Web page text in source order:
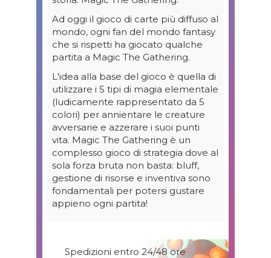
Spedizioni entro 24/48 ore
Ad oggi il gioco di carte più diffuso al
mondo, ogni fan del mondo fantasy
che si rispetti ha giocato qualche
partita a Magic The Gathering.
L'idea alla base del gioco è quella di
utilizzare i 5 tipi di magia elementale
(ludicamente rappresentato da 5
colori) per annientare le creature
avversarie e azzerare i suoi punti
vita. Magic The Gathering è un
complesso gioco di strategia dove al
sola forza bruta non basta: bluff,
gestione di risorse e inventiva sono
fondamentali per potersi gustare
appieno ogni partita!